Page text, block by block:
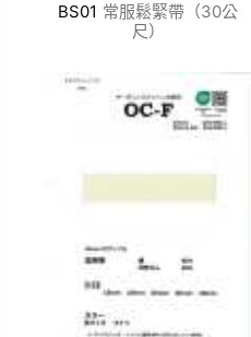
BS01 常服鬆緊帶（30公
尺）